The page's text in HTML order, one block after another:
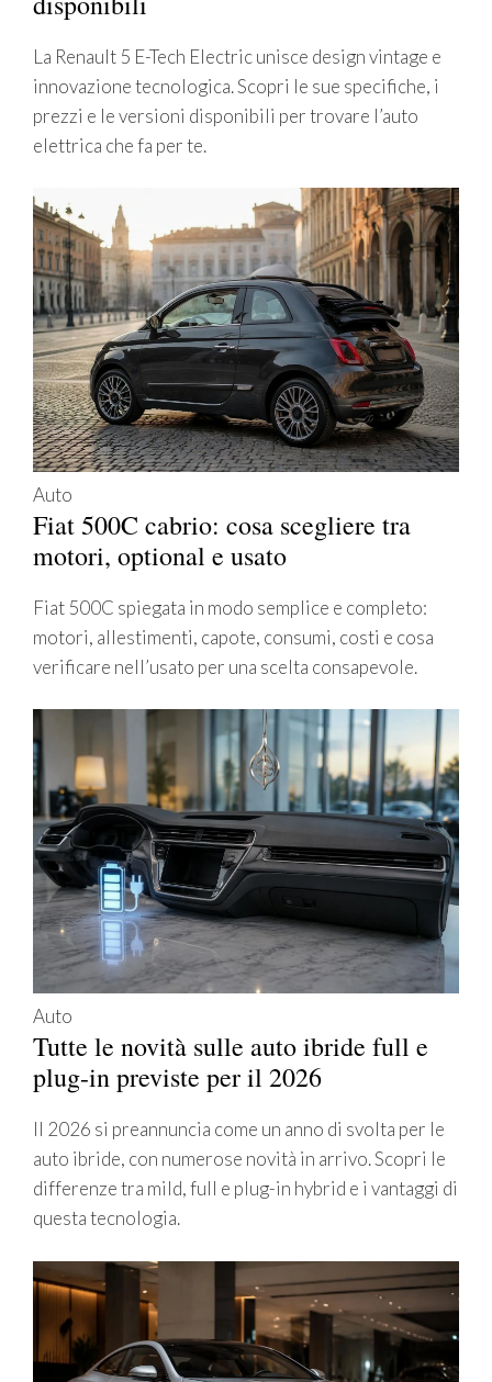
La Renault 5 E-Tech Electric unisce design vintage e
innovazione tecnologica. Scopri le sue specifiche, i
prezzi e le versioni disponibili per trovare l’auto
elettrica che fa per te.
Auto
Fiat 500C cabrio: cosa scegliere tra
motori, optional e usato
Fiat 500C spiegata in modo semplice e completo:
motori, allestimenti, capote, consumi, costi e cosa
verificare nell’usato per una scelta consapevole.
Auto
Tutte le novità sulle auto ibride full e
plug-in previste per il 2026
Il 2026 si preannuncia come un anno di svolta per le
auto ibride, con numerose novità in arrivo. Scopri le
differenze tra mild, full e plug-in hybrid e i vantaggi di
questa tecnologia.